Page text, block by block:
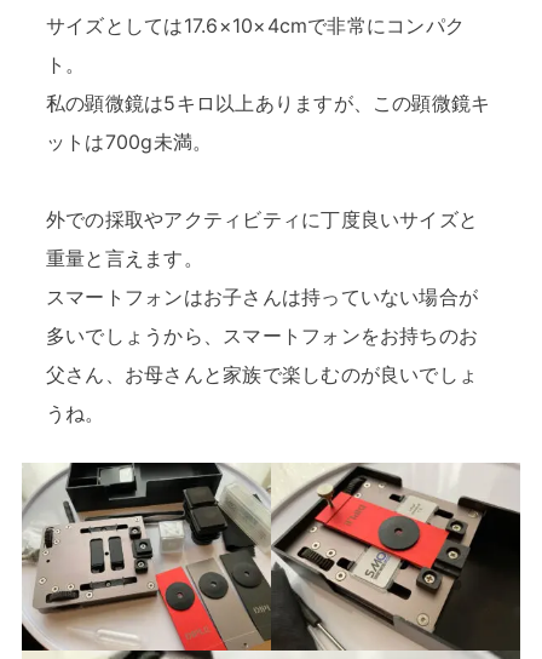
サイズとしては17.6×10×4cmで非常にコンパク
ト。
私の顕微鏡は5キロ以上ありますが、この顕微鏡キ
ットは700g未満。
外での採取やアクティビティに丁度良いサイズと
重量と言えます。
スマートフォンはお子さんは持っていない場合が
多いでしょうから、スマートフォンをお持ちのお
父さん、お母さんと家族で楽しむのが良いでしょ
うね。